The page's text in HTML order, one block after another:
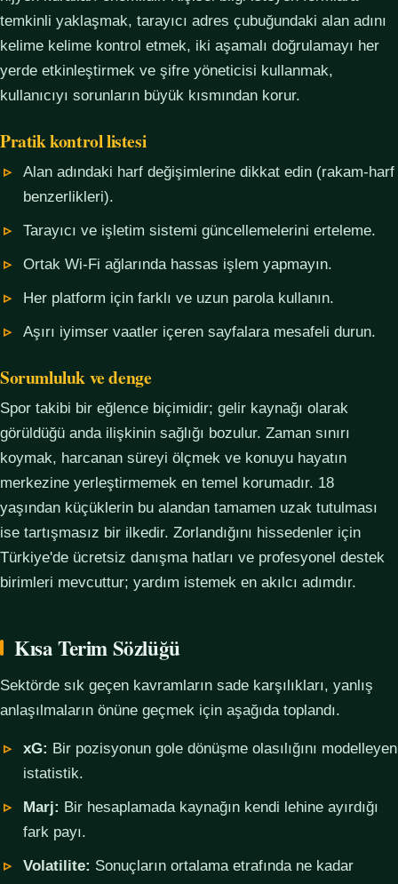
temkinli yaklaşmak, tarayıcı adres çubuğundaki alan adını
kelime kelime kontrol etmek, iki aşamalı doğrulamayı her
yerde etkinleştirmek ve şifre yöneticisi kullanmak,
kullanıcıyı sorunların büyük kısmından korur.
Pratik kontrol listesi
Alan adındaki harf değişimlerine dikkat edin (rakam-harf
benzerlikleri).
Tarayıcı ve işletim sistemi güncellemelerini erteleme.
Ortak Wi-Fi ağlarında hassas işlem yapmayın.
Her platform için farklı ve uzun parola kullanın.
Aşırı iyimser vaatler içeren sayfalara mesafeli durun.
Sorumluluk ve denge
Spor takibi bir eğlence biçimidir; gelir kaynağı olarak
görüldüğü anda ilişkinin sağlığı bozulur. Zaman sınırı
koymak, harcanan süreyi ölçmek ve konuyu hayatın
merkezine yerleştirmemek en temel korumadır. 18
yaşından küçüklerin bu alandan tamamen uzak tutulması
ise tartışmasız bir ilkedir. Zorlandığını hissedenler için
Türkiye'de ücretsiz danışma hatları ve profesyonel destek
birimleri mevcuttur; yardım istemek en akılcı adımdır.
Kısa Terim Sözlüğü
Sektörde sık geçen kavramların sade karşılıkları, yanlış
anlaşılmaların önüne geçmek için aşağıda toplandı.
xG: Bir pozisyonun gole dönüşme olasılığını modelleyen
istatistik.
Marj: Bir hesaplamada kaynağın kendi lehine ayırdığı
fark payı.
Volatilite: Sonuçların ortalama etrafında ne kadar